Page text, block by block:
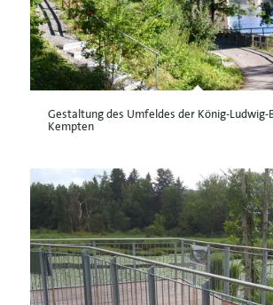
Gestaltung des Umfeldes der König-Ludwig-
Kempten